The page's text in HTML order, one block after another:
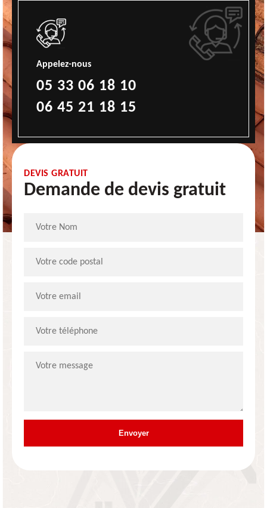
Appelez-nous
05 33 06 18 10
06 45 21 18 15
DEVIS GRATUIT
Demande de devis gratuit